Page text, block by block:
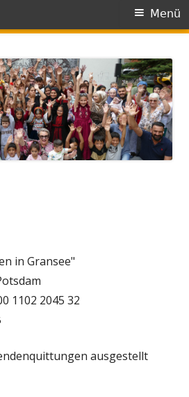
Menü
in Gransee"
1102 2045 32
ausgestellt